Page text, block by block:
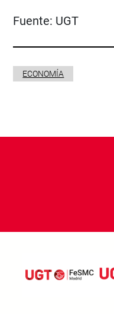
Fuente: UGT
ECONOMÍA